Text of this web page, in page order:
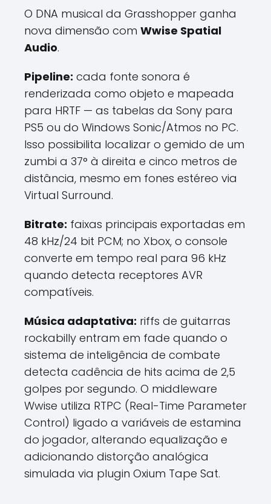
O DNA musical da Grasshopper ganha
nova dimensão com Wwise Spatial
Audio.
Pipeline: cada fonte sonora é
renderizada como objeto e mapeada
para HRTF — as tabelas da Sony para
PS5 ou do Windows Sonic/Atmos no PC.
Isso possibilita localizar o gemido de um
zumbi a 37° à direita e cinco metros de
distância, mesmo em fones estéreo via
Virtual Surround.
Bitrate: faixas principais exportadas em
48 kHz/24 bit PCM; no Xbox, o console
converte em tempo real para 96 kHz
quando detecta receptores AVR
compatíveis.
Música adaptativa: riffs de guitarras
rockabilly entram em fade quando o
sistema de inteligência de combate
detecta cadência de hits acima de 2,5
golpes por segundo. O middleware
Wwise utiliza RTPC (Real-Time Parameter
Control) ligado a variáveis de estamina
do jogador, alterando equalização e
adicionando distorção analógica
simulada via plugin Oxium Tape Sat.